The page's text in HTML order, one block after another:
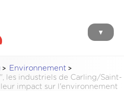
▼
Environnement
les industriels de Carling/Saint-
impact sur l'environnement